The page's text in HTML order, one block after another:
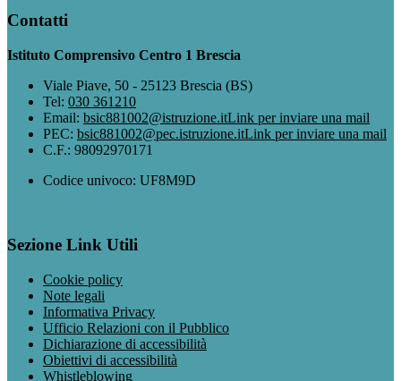
Contatti
Istituto Comprensivo Centro 1 Brescia
Viale Piave, 50 - 25123 Brescia (BS)
Tel: 030 361210
Email: bsic881002@istruzione.itLink per inviare una mail
PEC: bsic881002@pec.istruzione.itLink per inviare una mail
C.F.: 98092970171
Codice univoco: UF8M9D
Sezione Link Utili
Cookie policy
Note legali
Informativa Privacy
Ufficio Relazioni con il Pubblico
Dichiarazione di accessibilità
Obiettivi di accessibilità
Whistleblowing